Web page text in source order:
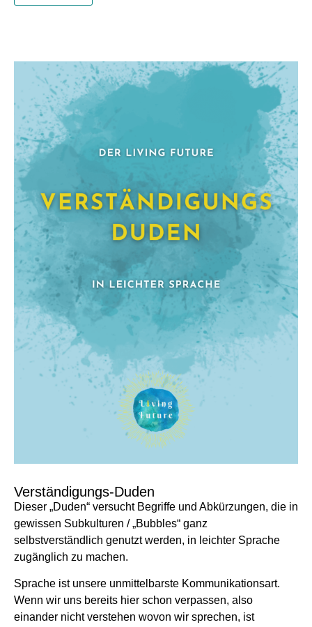
Verständigungs-Duden
Dieser „Duden“ versucht Begriffe und Abkürzungen, die in
gewissen Subkulturen / „Bubbles“ ganz
selbstverständlich genutzt werden, in leichter Sprache
zugänglich zu machen.
Sprache ist unsere unmittelbarste Kommunikationsart.
Wenn wir uns bereits hier schon verpassen, also
einander nicht verstehen wovon wir sprechen, ist